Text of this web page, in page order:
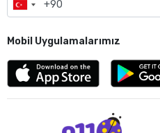
Mobil Uygulamalarımız